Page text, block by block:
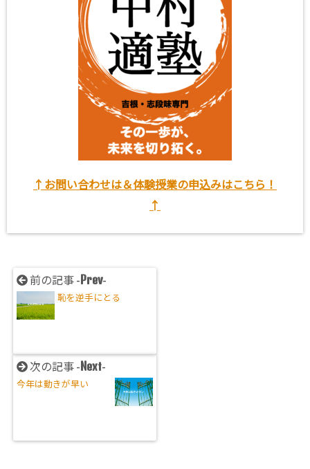
↑お問い合わせは＆体験授業の申込みはこちら！
↑
前の記事 -Prev-
恥を逆手にとる
次の記事 -Next-
今年は動きが早い